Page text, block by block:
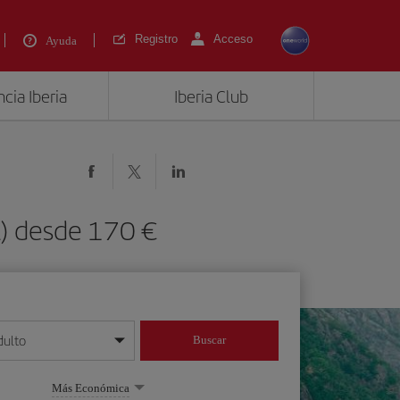
Ayuda Registro Acceso
Iberia Iberia Club
desde 170 €
mes/año
Buscar
Más Económica